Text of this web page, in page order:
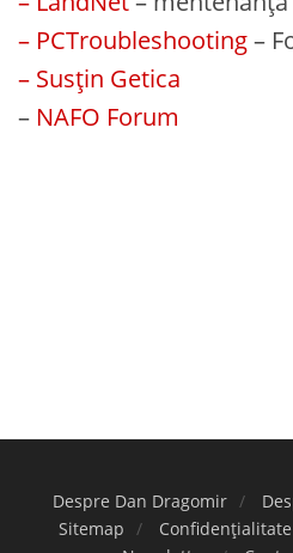
– PCTroubleshooting–
– Susțin Getica
– NAFO Forum
Despre Dan Dragomir
Sitemap
Confidențialitate